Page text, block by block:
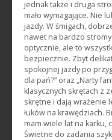
jednak także i druga
mało wymagające. Nie
jazdy. W śmigach,
nawet na bardzo
optycznie, ale to
bezpiecznie. Zbyt
spokojnej jazdy po
dla pań?” oraz „Narty
klasycznych skrętach z
skrętne i dają wrażenie
łuków na krawędziach.
mam wiele lat na karku,
Świetne do zadania